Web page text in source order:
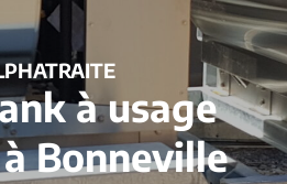
à usage
Bonneville